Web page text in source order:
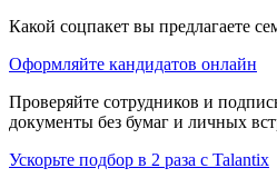
Какой соцпакет вы предлагаете
Оформляйте кандидатов онлайн
Проверяйте сотрудников и
документы без бумаг и личных
Ускорьте подбор в 2 раза с Talantix